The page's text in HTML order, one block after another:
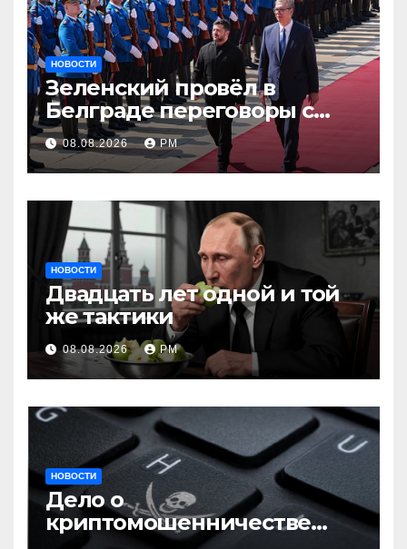
НОВОСТИ
Зеленский провёл в
Белграде переговоры с
Вучичем
08.08.2026 РМ
НОВОСТИ
Двадцать лет одной и той
же тактики
08.08.2026 РМ
НОВОСТИ
Дело о
криптомошенничестве